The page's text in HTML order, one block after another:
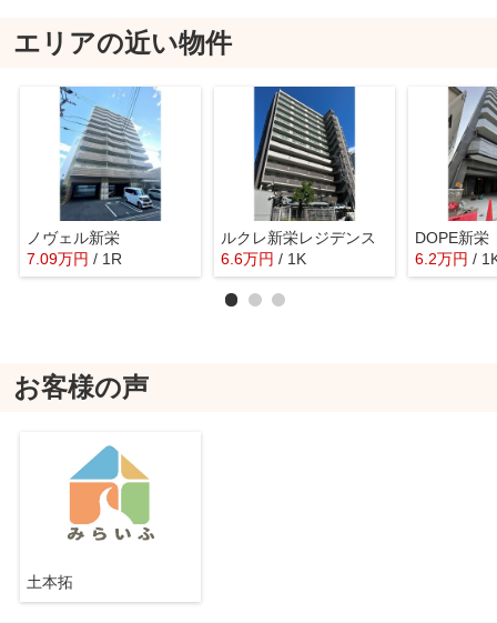
エリアの近い物件
ノヴェル新栄
7.09万円 / 1R
ルクレ新栄レジデンス
6.6万円 / 1K
DOPE新栄
6.2万円 /
お客様の声
土本拓